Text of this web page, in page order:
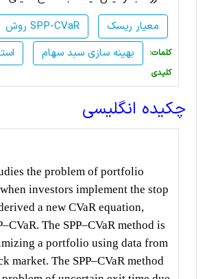
روش SPP-CVaR
معیار ریسک
بهینه سازی سبد سهام
:کلمات
کلیدی
چکیده انگلیسی
the problem of portfolio
investors implement the stop
a new CVaR equation,
The SPP–CVaR method is
a portfolio using data from
market. The SPP–CVaR method